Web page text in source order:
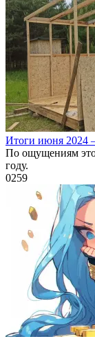
Итоги июня 2024
По ощущениям
году.
0259